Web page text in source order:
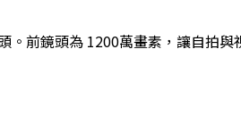
。前鏡頭為 1200萬畫素，讓自拍與